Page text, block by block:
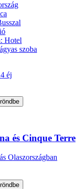
Hotel
szoba
éj
és Cinque Terre
Olaszországban